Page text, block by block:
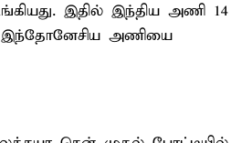
இதில் இந்திய அணி 14
இந்தோனேசிய அணியை